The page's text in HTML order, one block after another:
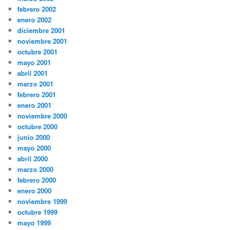
febrero 2002
enero 2002
diciembre 2001
noviembre 2001
octubre 2001
mayo 2001
abril 2001
marzo 2001
febrero 2001
enero 2001
noviembre 2000
octubre 2000
junio 2000
mayo 2000
abril 2000
marzo 2000
febrero 2000
enero 2000
noviembre 1999
octubre 1999
mayo 1999